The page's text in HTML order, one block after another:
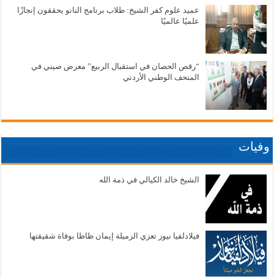
عميد علوم كفر الشيخ: طلاب برنامج النانو يحققون إنجازًا
علميًا عالميًا
“رقص الحصان في استقبال الربيع” معرض صيني في
المتحف الوطني الأردني
وفيات
الشيخ خالد الكيالي في ذمة الله
فيلادلفيا نيوز تعزي الزميلة إيمان ظاظا بوفاة شقيقتها